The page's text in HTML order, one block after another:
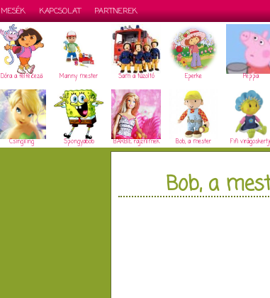
MESÉK KAPCSOLAT PARTNEREK
Dóra a felfedező Manny mester Sam a tűzoltó Eperke Peppa
Csingiling Spongyabob BARBIE rajzfilmek Bob, a mester Fifi
Bob, a